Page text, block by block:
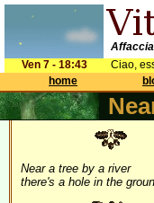
Ven 7 - 18:43
Ciao,
home
Near a tree by a river
there's a hole in the